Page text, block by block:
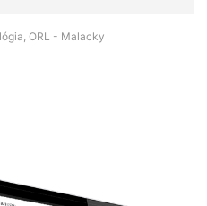
ORL - Malacky